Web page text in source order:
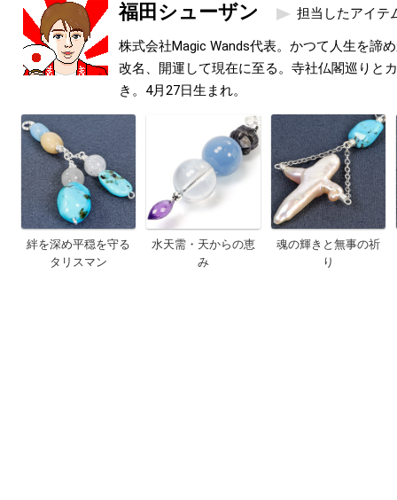
福田シューザン 担当したアイテ
株式会社Magic Wands代表。かつて人生を諦
改名、開運して現在に至る。寺社仏閣巡りと
き。4月27日生まれ。
絆を深め平穏を守る
タリスマン
水天需・天からの恵
み
魂の輝きと無事の祈
り